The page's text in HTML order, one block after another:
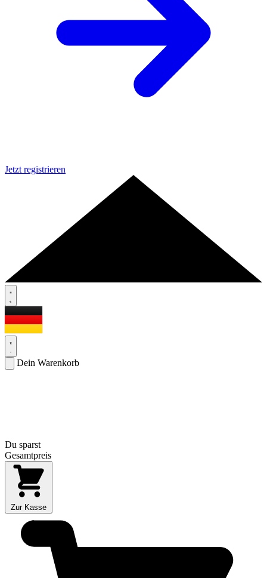
Jetzt registrieren
Dein Warenkorb
Du sparst
Gesamtpreis
Zur Kasse